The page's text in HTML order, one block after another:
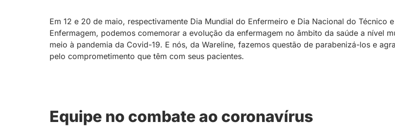
Em 12 e 20 de maio, respectivamente Dia Mundial do Enfermeiro e Dia Nacional do Técnico
Enfermagem, podemos comemorar a evolução da enfermagem no âmbito da saúde a nível
meio à pandemia da Covid-19. E nós, da Wareline, fazemos questão de parabenizá-los e
pelo comprometimento que têm com seus pacientes.
Equipe no combate ao coronavírus